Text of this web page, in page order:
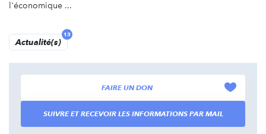
l'économique ...
Actualité(s)
13
FAIRE UN DON
SUIVRE ET RECEVOIR LES INFORMATIONS PAR MAIL